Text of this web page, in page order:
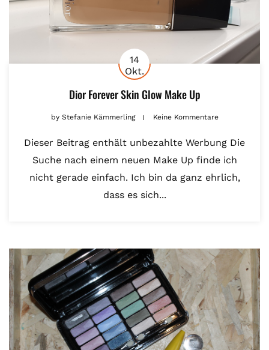
14
Okt.
Dior Forever Skin Glow Make Up
byStefanie Kämmerling Keine Kommentare
Dieser Beitrag enthält unbezahlte Werbung Die
Suche nach einem neuen Make Up finde ich
nicht gerade einfach. Ich bin da ganz ehrlich,
dass es sich...